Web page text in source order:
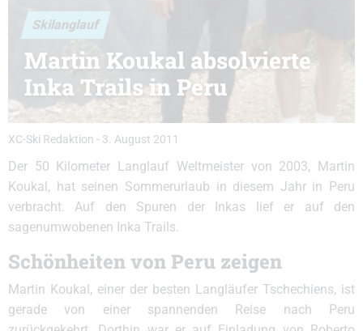
Skilanglauf
Martin Koukal absolvierte
Inka Trails in Peru
XC-Ski Redaktion - 3. August 2011
Der 50 Kilometer Langlauf Weltmeister von 2003, Martin
Koukal, hat seinen Sommerurlaub in diesem Jahr in Peru
verbracht. Auf den Spuren der Inkas lief er auf den
sagenumwobenen Inka Trails.
Schönheiten von Peru zeigen
Martin Koukal, einer der besten Langläufer Tschechiens, ist
gerade von einer spannenden Reise nach Peru